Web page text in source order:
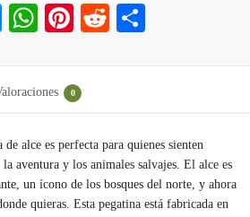
M
ng
er
W
A
Pi
es
t
R
r
0
alce es perfecta para quienes sienten
aventura y los animales salvajes. El alce es
un ícono de los bosques del norte, y ahora
quieras. Esta pegatina está fabricada en